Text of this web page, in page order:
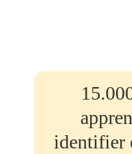
identifier